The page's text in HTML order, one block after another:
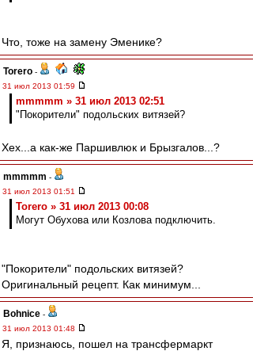
Что, тоже на замену Эменике?
Torero -
31 июл 2013 01:59
mmmmm » 31 июл 2013 02:51
"Покорители" подольских витязей?
Хех...а как-же Паршивлюк и Брызгалов...?
mmmmm -
31 июл 2013 01:51
Torero » 31 июл 2013 00:08
Могут Обухова или Козлова подключить.
"Покорители" подольских витязей?
Оригинальный рецепт. Как минимум...
Bohnice -
31 июл 2013 01:48
Я, признаюсь, пошел на трансфермаркт